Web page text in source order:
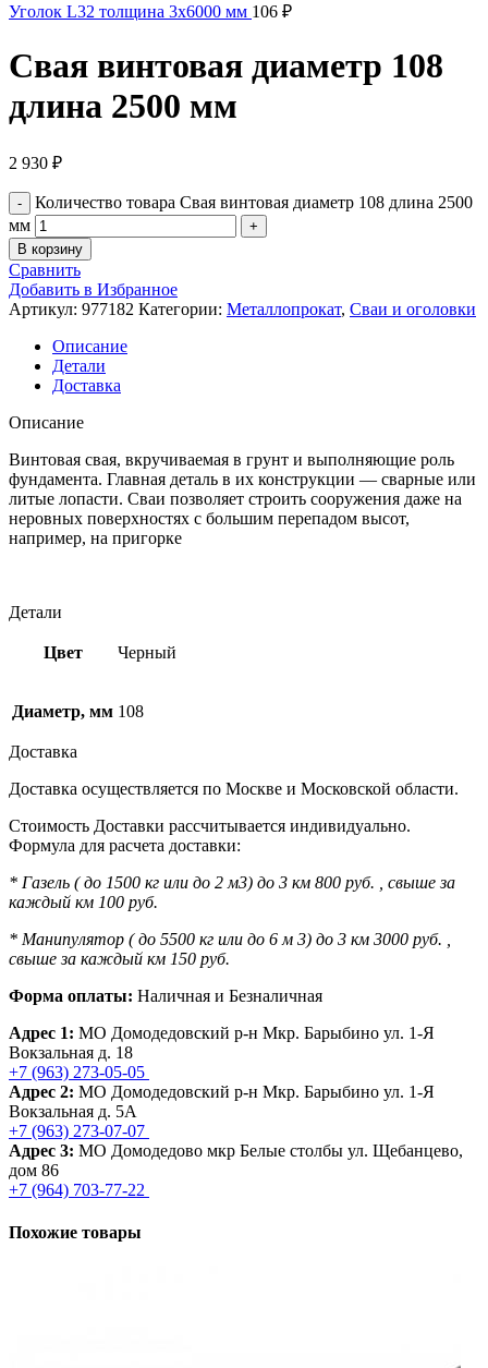
Уголок L32 толщина 3х6000 мм 106 ₽
Свая винтовая диаметр 108
длина 2500 мм
2 930 ₽
Количество товара Свая винтовая диаметр 108 длина 2500
мм
В корзину
Сравнить
Добавить в Избранное
Артикул: 977182 Категории: Металлопрокат, Сваи и оголовки
Описание
Детали
Доставка
Описание
Винтовая свая, вкручиваемая в грунт и выполняющие роль
фундамента. Главная деталь в их конструкции — сварные или
литые лопасти. Сваи позволяет строить сооружения даже на
неровных поверхностях с большим перепадом высот,
например, на пригорке
Детали
Цвет Черный
Диаметр, мм 108
Доставка
Доставка осуществляется по Москве и Московской области.
Стоимость Доставки рассчитывается индивидуально.
Формула для расчета доставки:
* Газель ( до 1500 кг или до 2 м3) до 3 км 800 руб. , свыше за
каждый км 100 руб.
* Манипулятор ( до 5500 кг или до 6 м 3) до 3 км 3000 руб. ,
свыше за каждый км 150 руб.
Форма оплаты: Наличная и Безналичная
Адрес 1: МО Домодедовский р-н Мкр. Барыбино ул. 1-Я
Вокзальная д. 18
+7 (963) 273-05-05
Адрес 2: МО Домодедовский р-н Мкр. Барыбино ул. 1-Я
Вокзальная д. 5А
+7 (963) 273-07-07
Адрес 3: МО Домодедово мкр Белые столбы ул. Щебанцево,
дом 86
+7 (964) 703-77-22
Похожие товары